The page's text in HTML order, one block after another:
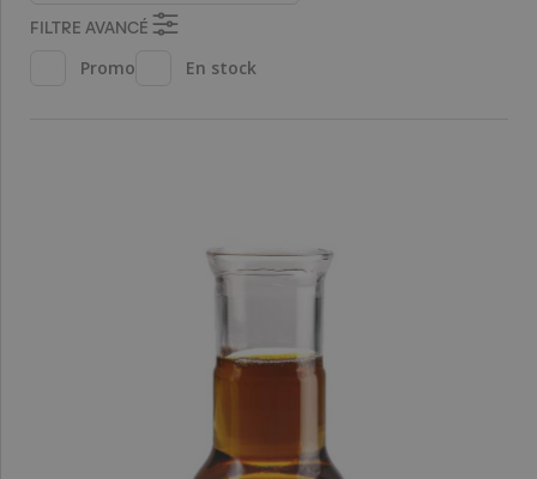
FILTRE AVANCÉ
Promo
En stock